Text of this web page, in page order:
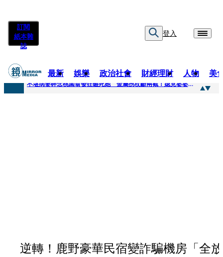
訂閱
紙本雜
誌
登入
最新 娛樂 政治社會 財經理財 人物 美
快訊
不堪病妻碎念桃園翁發狂砸死她 金屬拐杖斷兩截！媳見婆婆屍右臉全爛
逆轉！鹿野豪華民宿變詐騙機房「全放